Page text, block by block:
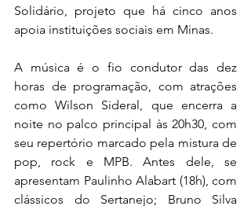
Solidário, projeto que há cinco anos
apoia instituições sociais em Minas.
A música é o fio condutor das dez
horas de programação, com atrações
como Wilson Sideral, que encerra a
noite no palco principal às 20h30, com
seu repertório marcado pela mistura de
pop, rock e MPB. Antes dele, se
apresentam Paulinho Alabart (18h), com
clássicos do Sertanejo; Bruno Silva